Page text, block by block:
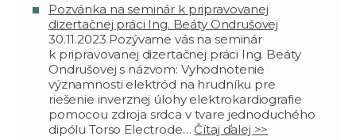
Pozvánka na seminár k pripravovanej
dizertačnej práci Ing. Beáty Ondrušovej
30.11.2023 Pozývame vás na seminár
k pripravovanej dizertačnej práci Ing. Beáty
Ondrušovej s názvom: Vyhodnotenie
významnosti elektród na hrudníku pre
riešenie inverznej úlohy elektrokardiografie
pomocou zdroja srdca v tvare jednoduchého
dipólu Torso Electrode…Čítaj ďalej >>